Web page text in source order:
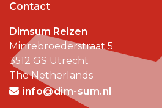
Contact
Dimsum Reizen
Minrebroederstraat 5
3512 GS Utrecht
The Netherlands
info@dim-sum.nl